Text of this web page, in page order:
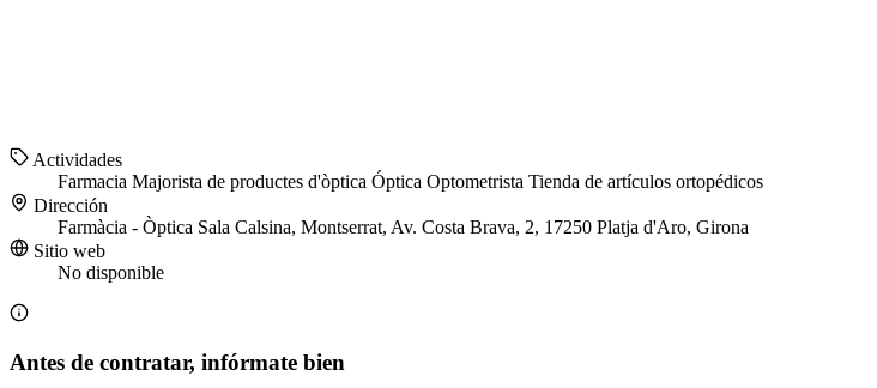
Actividades
Farmacia Majorista de productes d'òptica Óptica Optometrista Tienda de artículos ortopédicos
Dirección
Farmàcia - Òptica Sala Calsina, Montserrat, Av. Costa Brava, 2, 17250 Platja d'Aro, Girona
Sitio web
No disponible
Antes de contratar, infórmate bien